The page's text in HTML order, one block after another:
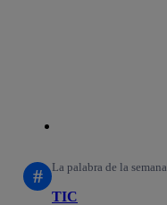
# La palabra de la semana
TIC